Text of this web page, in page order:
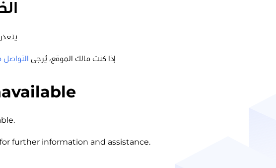
إذا كنت مالك الموقع، يُرجى
for further information and assistance.